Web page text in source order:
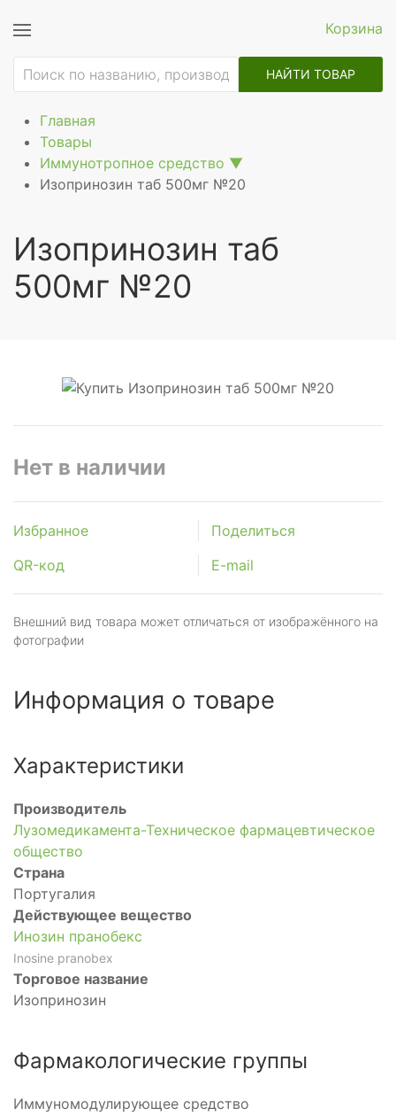
Корзина
НАЙТИ ТОВАР
Главная
Товары
Иммунотропное средство ▼
Изопринозин таб 500мг №20
Изопринозин таб
500мг №20
Нет в наличии
Избранное
Поделиться
QR-код
E-mail
Внешний вид товара может отличаться от изображённого на
фотографии
Информация о товаре
Характеристики
Производитель
Лузомедикамента-Техническое фармацевтическое
общество
Страна
Португалия
Действующее вещество
Инозин пранобекс
Inosine pranobex
Торговое название
Изопринозин
Фармакологические группы
Иммуномодулирующее средство